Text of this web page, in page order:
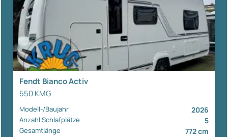
Fendt Bianco Activ
550 KMG
Modell-/Baujahr 2026
Anzahl Schlafplätze 5
Gesamtlänge 772 cm